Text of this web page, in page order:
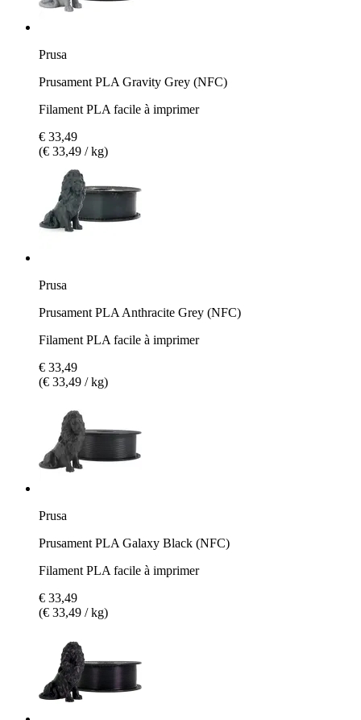
Prusa
Prusament PLA Gravity Grey (NFC)
Filament PLA facile à imprimer
€ 33,49
(€ 33,49 / kg)
Prusa
Prusament PLA Anthracite Grey (NFC)
Filament PLA facile à imprimer
€ 33,49
(€ 33,49 / kg)
Prusa
Prusament PLA Galaxy Black (NFC)
Filament PLA facile à imprimer
€ 33,49
(€ 33,49 / kg)